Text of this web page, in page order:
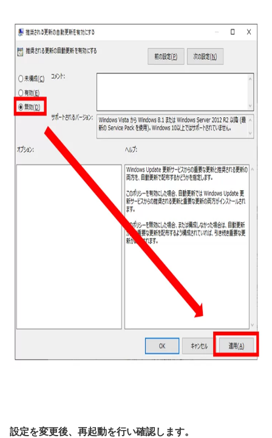
設定を変更後、再起動を行い確認します。